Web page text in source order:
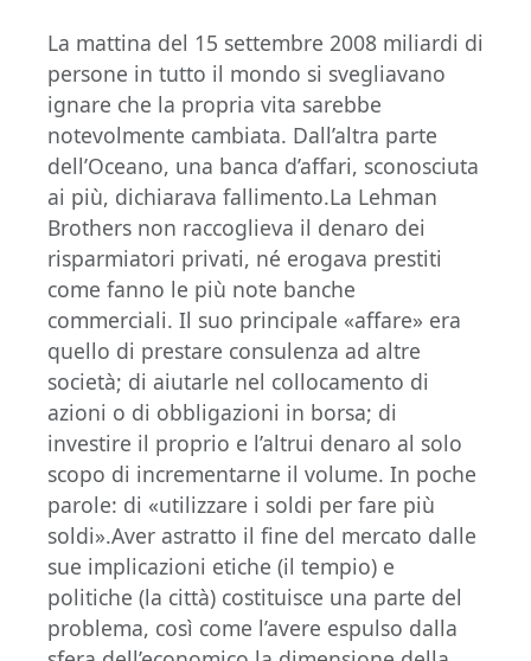
La mattina del 15 settembre 2008 miliardi di
persone in tutto il mondo si svegliavano
ignare che la propria vita sarebbe
notevolmente cambiata. Dall’altra parte
dell’Oceano, una banca d’affari, sconosciuta
ai più, dichiarava fallimento.La Lehman
Brothers non raccoglieva il denaro dei
risparmiatori privati, né erogava prestiti
come fanno le più note banche
commerciali. Il suo principale «affare» era
quello di prestare consulenza ad altre
società; di aiutarle nel collocamento di
azioni o di obbligazioni in borsa; di
investire il proprio e l’altrui denaro al solo
scopo di incrementarne il volume. In poche
parole: di «utilizzare i soldi per fare più
soldi».Aver astratto il fine del mercato dalle
sue implicazioni etiche (il tempio) e
politiche (la città) costituisce una parte del
problema, così come l’avere espulso dalla